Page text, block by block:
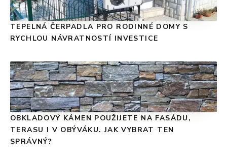
TEPELNÁ ČERPADLA PRO RODINNÉ DOMY S
RYCHLOU NÁVRATNOSTÍ INVESTICE
OBKLADOVÝ KÁMEN POUŽIJETE NA FASÁDU,
TERASU I V OBÝVÁKU. JAK VYBRAT TEN
SPRÁVNÝ?